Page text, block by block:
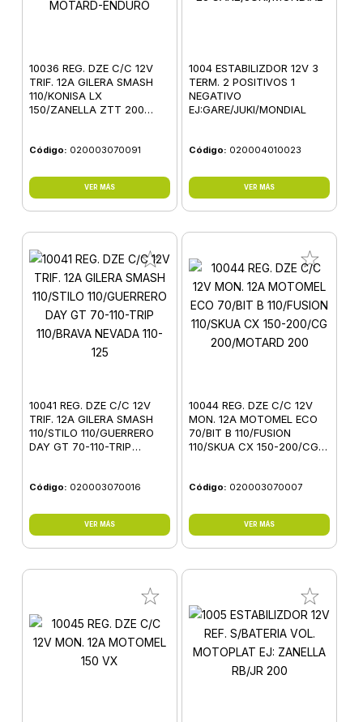
10036 REG. DZE C/C 12V
TRIF. 12A GILERA SMASH
110/KONISA LX
150/ZANELLA ZTT 200
Código: 020003070091
VER MÁS
1004 ESTABILIZDOR 12V 3
TERM. 2 POSITIVOS 1
NEGATIVO
EJ:GARE/JUKI/MONDIAL
Código: 020004010023
VER MÁS
10041 REG. DZE C/C 12V
TRIF. 12A GILERA SMASH
110/STILO 110/GUERRERO
DAY GT 70-110-TRIP
Código: 020003070016
VER MÁS
10044 REG. DZE C/C 12V
MON. 12A MOTOMEL ECO
70/BIT B 110/FUSION
110/SKUA CX 150-200/CG
Código: 020003070007
VER MÁS